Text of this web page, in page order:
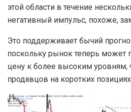
этой области в течение
негативный импульс, похоже,
Это поддерживает бычий
поскольку рынок теперь может
цену к более высоким
продавцов на коротких